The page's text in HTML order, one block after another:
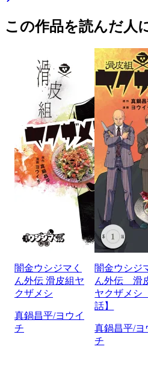
この作品を読んだ人
闇金ウシジマく
ん外伝 滑皮組ヤ
クザメシ
真鍋昌平/ヨウイ
チ
闇金ウシジ
ん外伝 滑
ヤクザメシ
話】
真鍋昌平/ヨ
チ